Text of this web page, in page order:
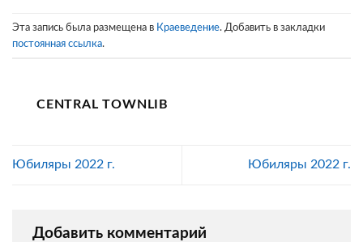
Эта запись была размещена в Краеведение. Добавить в закладки
постоянная ссылка.
CENTRAL TOWNLIB
Юбиляры 2022 г. Юбиляры 2022 г.
Добавить комментарий